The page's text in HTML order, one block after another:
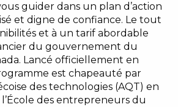
guider dans un plan d’action
et digne de confiance. Le tout
et à un tarif abordable
du gouvernement du
Lancé officiellement en
est chapeauté par
des technologies (AQT) en
des entrepreneurs du